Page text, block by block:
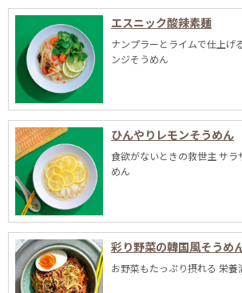
エスニック酸辣素麺
ナンプラーとライムで仕上げ
ンジそうめん
ひんやりレモンそうめん
食欲がないときの救世主 サラ
めん
彩り野菜の韓国風そうめ
お野菜もたっぷり摂れる 栄